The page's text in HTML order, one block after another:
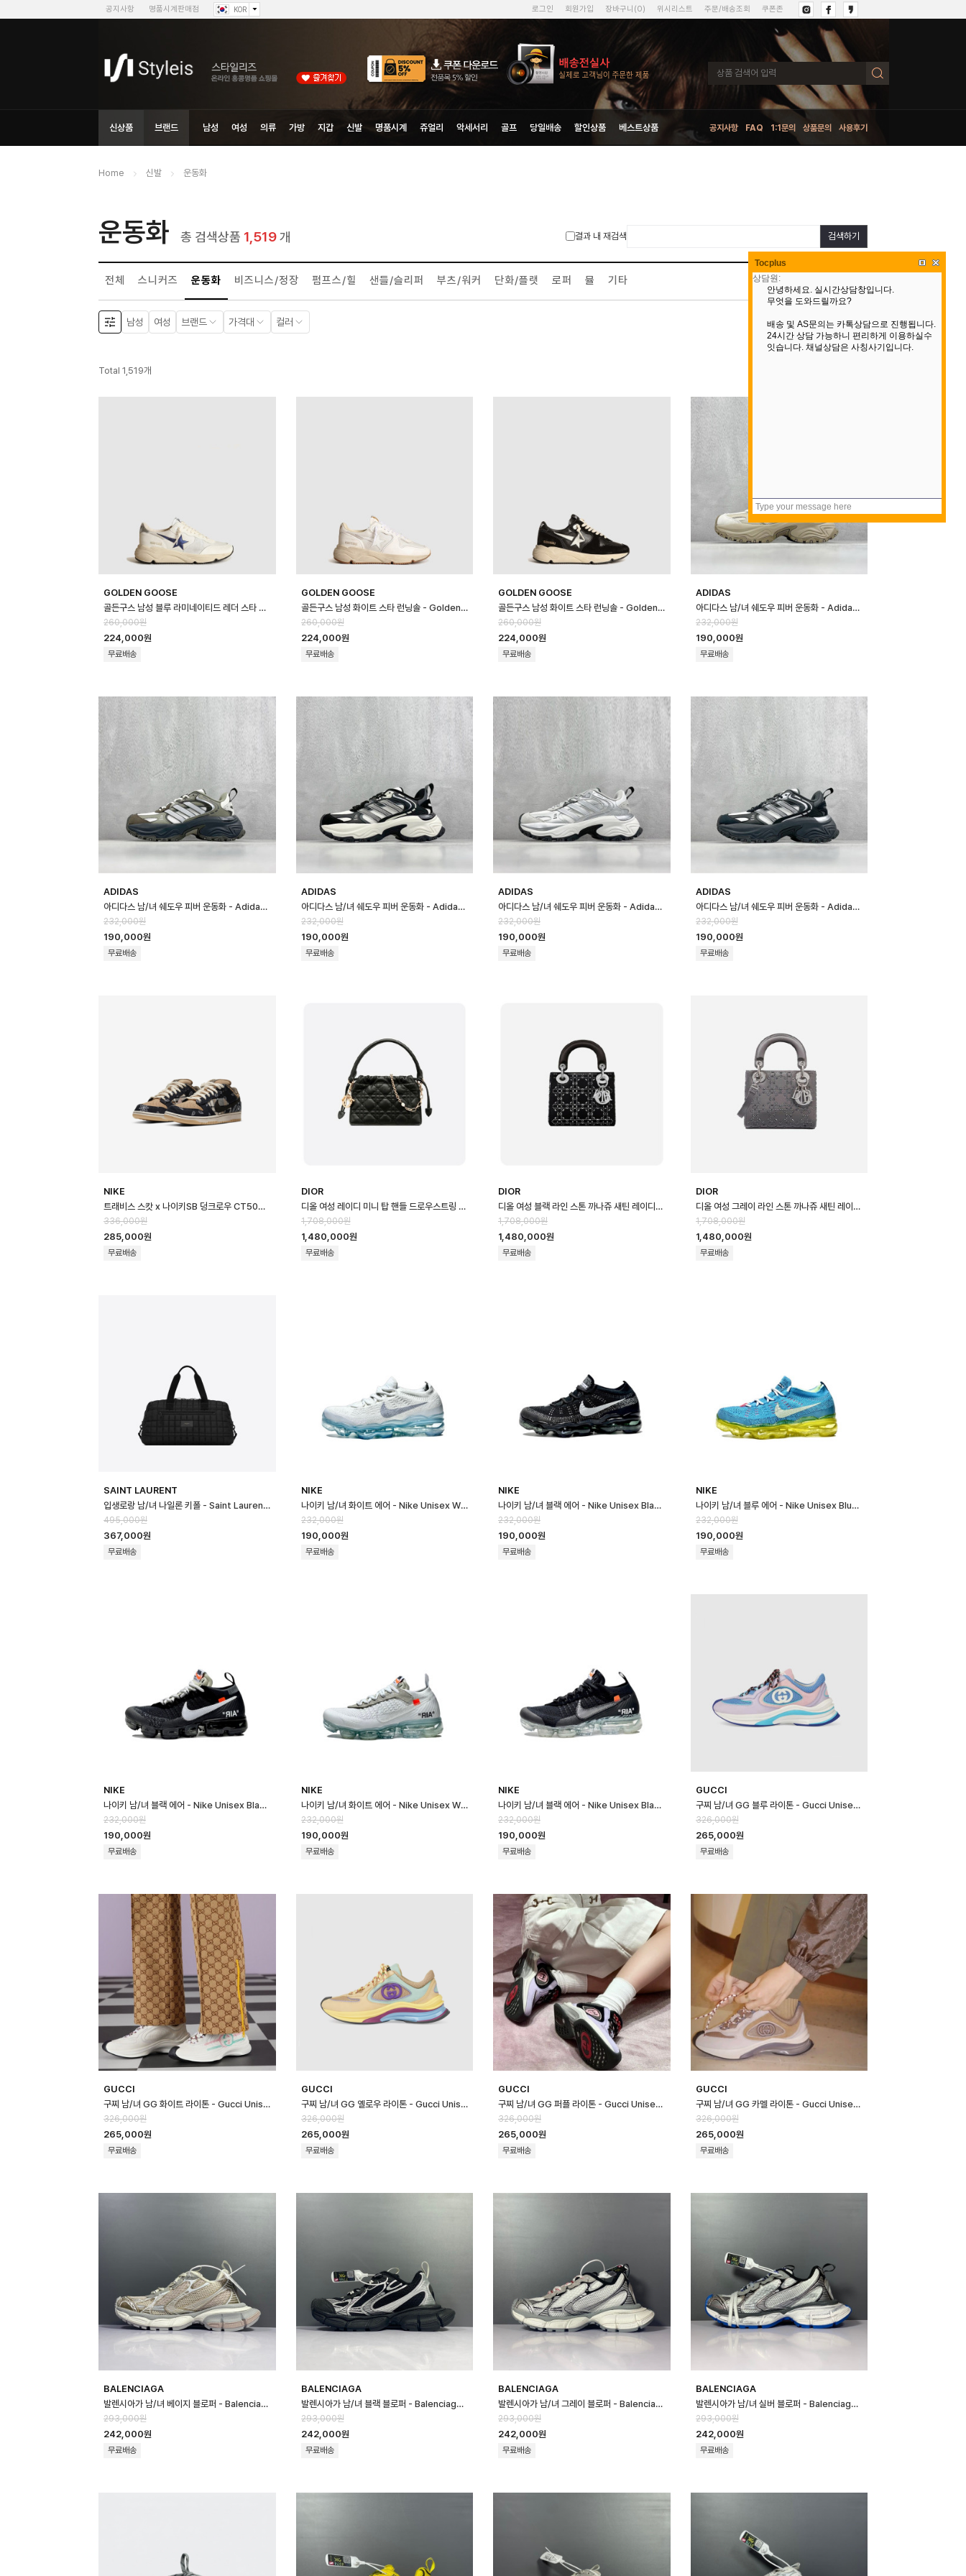
공지사항 명품시계판매점 KOR 로그인 회원가입 장바구니(0) 위시리스트 주문/배송조회 쿠폰존
신상품 브랜드 남성 여성 의류 가방 지갑 신발 명품시계 쥬얼리 악세서리 골프 당일배송 할인상품 베스트상품 공지사항 FAQ 1:1문의 상품문의 사용후기
Home 신발 운동화
운동화 총 검색상품 1,519개 결과 내 재검색 검색하기
전체 스니커즈 운동화 비즈니스/정장 펌프스/힐 샌들/슬리퍼 부츠/워커 단화/플랫 로퍼 뮬 기타
남성 여성 브랜드 가격대 컬러
Total 1,519개
GOLDEN GOOSE
골든구스 남성 블루 라미네이티드 레더 스타 런닝솔 - Golden Goose Mens Bl…
260,000원
224,000원
무료배송
GOLDEN GOOSE
골든구스 남성 화이트 스타 런닝솔 - Golden Goose Mens White Star …
260,000원
224,000원
무료배송
GOLDEN GOOSE
골든구스 남성 화이트 스타 런닝솔 - Golden Goose Mens White Star …
260,000원
224,000원
무료배송
ADIDAS
아디다스 남/녀 쉐도우 피버 운동화 - Adidas Unisex Shadow Fever S…
232,000원
190,000원
무료배송
ADIDAS
아디다스 남/녀 쉐도우 피버 운동화 - Adidas Unisex Shadow Fever S…
232,000원
190,000원
무료배송
ADIDAS
아디다스 남/녀 쉐도우 피버 운동화 - Adidas Unisex Shadow Fever S…
232,000원
190,000원
무료배송
ADIDAS
아디다스 남/녀 쉐도우 피버 운동화 - Adidas Unisex Shadow Fever S…
232,000원
190,000원
무료배송
ADIDAS
아디다스 남/녀 쉐도우 피버 운동화 - Adidas Unisex Shadow Fever S…
232,000원
190,000원
무료배송
NIKE
트래비스 스캇 x 나이키SB 덩크로우 CT5053-001【매장】- 리셀가 150만원대 - …
336,000원
285,000원
무료배송
DIOR
디올 여성 레이디 미니 탑 핸들 드로우스트링 백 - Dior Lady Mini Torre …
1,708,000원
1,480,000원
무료배송
DIOR
디올 여성 블랙 라인 스톤 까나쥬 새틴 레이디백 미니 - Dior Line Stone Ca…
1,708,000원
1,480,000원
무료배송
DIOR
디올 여성 그레이 라인 스톤 까나쥬 새틴 레이디백 미니 - Dior Line Stone …
1,708,000원
1,480,000원
무료배송
SAINT LAURENT
입생로랑 남/녀 나일론 키폴 - Saint Laurent Unisex Nylon Keepa…
495,000원
367,000원
무료배송
NIKE
나이키 남/녀 화이트 에어 - Nike Unisex White Air - nik184x
232,000원
190,000원
무료배송
NIKE
나이키 남/녀 블랙 에어 - Nike Unisex Black Air - nik183x
232,000원
190,000원
무료배송
NIKE
나이키 남/녀 블루 에어 - Nike Unisex Blue Air - nik182x
232,000원
190,000원
무료배송
NIKE
나이키 남/녀 블랙 에어 - Nike Unisex Black Air - nik181x
232,000원
190,000원
무료배송
NIKE
나이키 남/녀 화이트 에어 - Nike Unisex White Air - nik180x
232,000원
190,000원
무료배송
NIKE
나이키 남/녀 블랙 에어 - Nike Unisex Black Air - nik179x
232,000원
190,000원
무료배송
GUCCI
구찌 남/녀 GG 블루 라이톤 - Gucci Unisex Blue Sneakers- gu9…
326,000원
265,000원
무료배송
GUCCI
구찌 남/녀 GG 화이트 라이톤 - Gucci Unisex White Sneakers- g…
326,000원
265,000원
무료배송
GUCCI
구찌 남/녀 GG 옐로우 라이톤 - Gucci Unisex 옐로우 Sneakers- gu9…
326,000원
265,000원
무료배송
GUCCI
구찌 남/녀 GG 퍼플 라이톤 - Gucci Unisex Purple Sneakers- g…
326,000원
265,000원
무료배송
GUCCI
구찌 남/녀 GG 카멜 라이톤 - Gucci Unisex Camel Sneakers- gu…
326,000원
265,000원
무료배송
BALENCIAGA
발렌시아가 남/녀 베이지 블로퍼 - Balenciaga Unisex Beige Bloppe…
293,000원
242,000원
무료배송
BALENCIAGA
발렌시아가 남/녀 블랙 블로퍼 - Balenciaga Unisex Black Blopper…
293,000원
242,000원
무료배송
BALENCIAGA
발렌시아가 남/녀 그레이 블로퍼 - Balenciaga Unisex Gray Blopper…
293,000원
242,000원
무료배송
BALENCIAGA
발렌시아가 남/녀 실버 블로퍼 - Balenciaga Unisex Silver Bloppe…
293,000원
242,000원
무료배송
Tocplus